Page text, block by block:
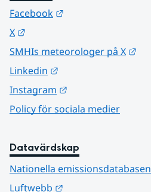
Facebook
X
SMHIs meteorologer på X
Linkedin
Instagram
Policy för sociala medier
Datavärdskap
Nationella emissionsdatabasen
Luftwebb